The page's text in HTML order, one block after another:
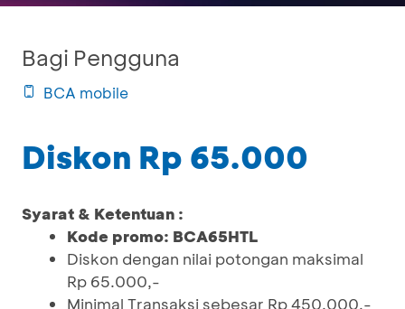
Bagi Pengguna
BCA mobile
Diskon Rp 65.000
Syarat & Ketentuan :
Kode promo: BCA65HTL
Diskon dengan nilai potongan maksimal
Rp 65.000,-
Minimal Transaksi sebesar Rp 450.000,-